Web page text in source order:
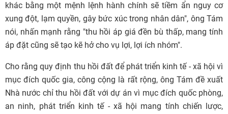
khác bằng một mệnh lệnh hành chính sẽ tiềm ẩn nguy cơ
xung đột, lạm quyền, gây bức xúc trong nhân dân", ông Tám
nói, nhấn mạnh rằng "thu hồi áp giá đền bù thấp, mang tính
áp đặt cũng sẽ tạo kẽ hở cho vụ lợi, lợi ích nhóm".
Cho rằng quy định thu hồi đất để phát triển kinh tế - xã hội vì
mục đích quốc gia, công cộng là rất rộng, ông Tám đề xuất
Nhà nước chỉ thu hồi đất với dự án vì mục đích quốc phòng,
an ninh, phát triển kinh tế - xã hội mang tính chiến lược,